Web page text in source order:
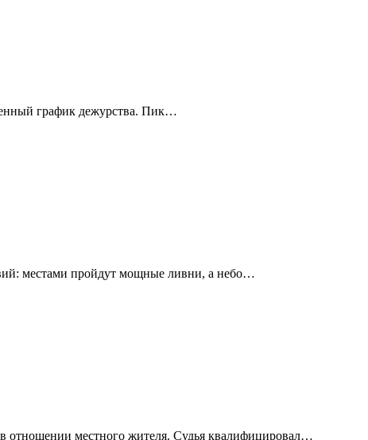
график дежурства. Пик…
местами пройдут мощные ливни, а небо…
отношении местного жителя. Судья квалифицировал…